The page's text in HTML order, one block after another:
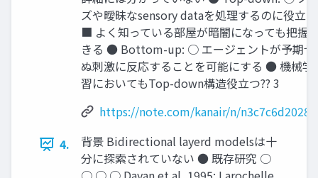
ズや曖昧なsensory dataを処理するのに役立つ
■ よく知っている部屋が暗闇になっても把握
きる ● Bottom-up: ○ エージェントが予期せ
ぬ刺激に反応することを可能にする ● 機械学
習においてもTop-down構造役立つ?? 3
https://note.com/kanair/n/
4.
背景 Bidirectional layerd modelsは十
分に探索されていない ● 既存研究 ○